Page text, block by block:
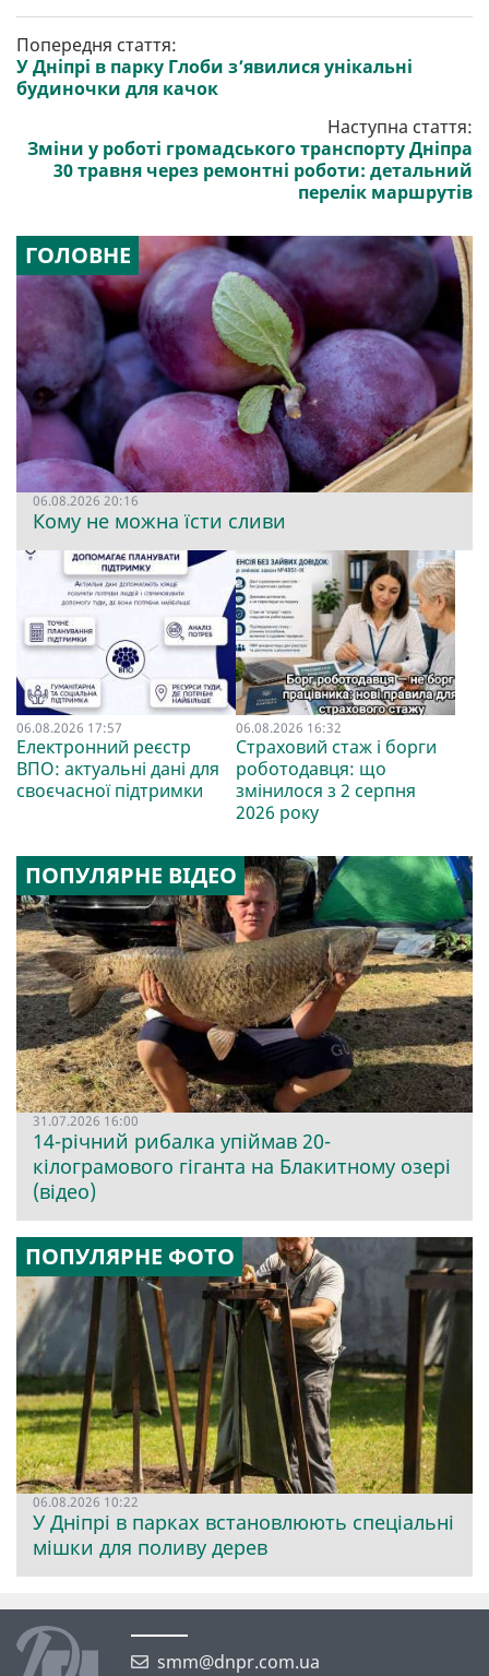
Попередня стаття:
У Дніпрі в парку Глоби з’явилися унікальні
будиночки для качок
Наступна стаття:
Зміни у роботі громадського транспорту Дніпра
30 травня через ремонтні роботи: детальний
перелік маршрутів
ГОЛОВНЕ
06.08.2026 20:16
Кому не можна їсти сливи
06.08.2026 17:57
Електронний реєстр
ВПО: актуальні дані для
своєчасної підтримки
06.08.2026 16:32
Страховий стаж і борги
роботодавця: що
змінилося з 2 серпня
2026 року
ПОПУЛЯРНЕ ВІДЕО
31.07.2026 16:00
14-річний рибалка упіймав 20-
кілограмового гіганта на Блакитному озері
(відео)
ПОПУЛЯРНЕ ФОТО
06.08.2026 10:22
У Дніпрі в парках встановлюють спеціальні
мішки для поливу дерев
smm@dnpr.com.ua